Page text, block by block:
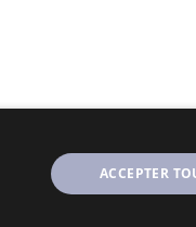
Designé et
ACCEPTER